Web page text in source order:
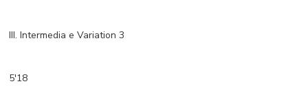
III. Intermedia e Variation 3
5'18